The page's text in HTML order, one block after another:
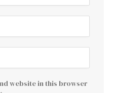
website in this browser